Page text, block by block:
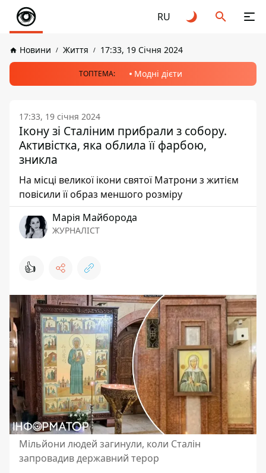
RU
Новини Життя 17:33, 19 Січня 2024
ТОПТЕМА: Модні дієти
17:33, 19 січня 2024
Ікону зі Сталіним прибрали з собору.
Активістка, яка облила її фарбою,
зникла
На місці великої ікони святої Матрони з житієм
повісили її образ меншого розміру
Марія Майборода
ЖУРНАЛІСТ
👍
Мільйони людей загинули, коли Сталін
запровадив державний терор